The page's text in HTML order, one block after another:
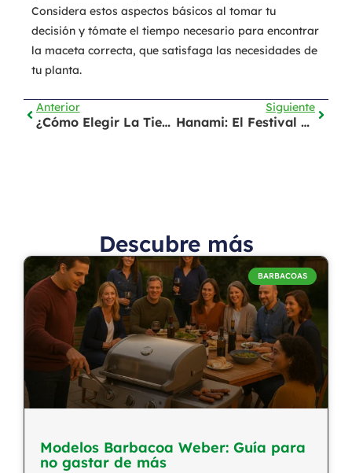
Considera estos aspectos básicos al tomar tu
decisión y tómate el tiempo necesario para encontrar
la maceta correcta, que satisfaga las necesidades de
tu planta.
Anterior
¿Cómo Elegir La Tierra Para Tus Plantas?
Siguiente
Hanami: El Festival De Las Flores
Descubre más
BARBACOAS
Modelos Barbacoa Weber: Guía para
no gastar de más